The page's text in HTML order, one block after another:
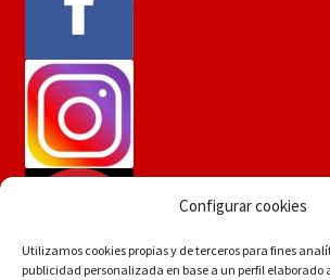
Configurar cookies
Utilizamos cookies propias y de terceros para fines
publicidad personalizada en base a un perfil elaborado